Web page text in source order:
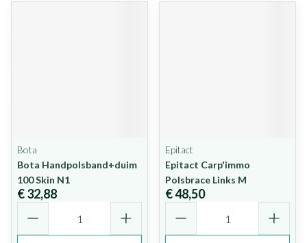
Bota
Bota Handpolsband+duim
100 Skin N1
€ 32,88
Epitact
Epitact Carp'immo
Polsbrace Links M
€ 48,50